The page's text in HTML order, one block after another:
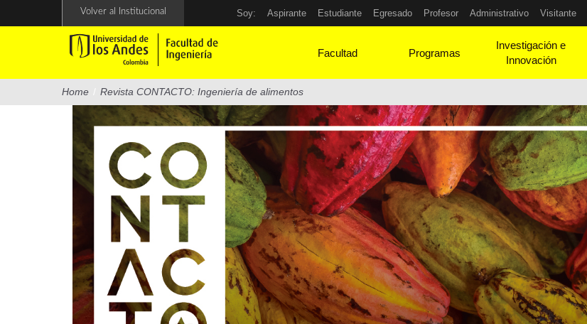
Soy: Aspirante Estudiante Egresado Profesor Administrativo Visitante
Volver al Institucional
Facultad Programas
Investigación e
Innovación
Home / Revista CONTACTO: Ingeniería de alimentos